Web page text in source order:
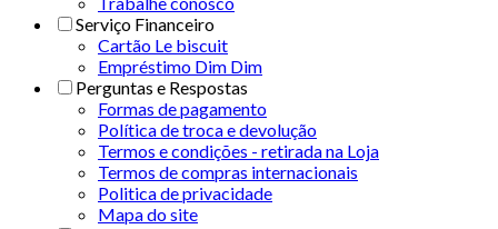
Serviço Financeiro
Cartão Le biscuit
Empréstimo Dim Dim
Perguntas e Respostas
Formas de pagamento
Política de troca e devolução
Termos e condições - retirada na Loja
Termos de compras internacionais
Politica de privacidade
Mapa do site